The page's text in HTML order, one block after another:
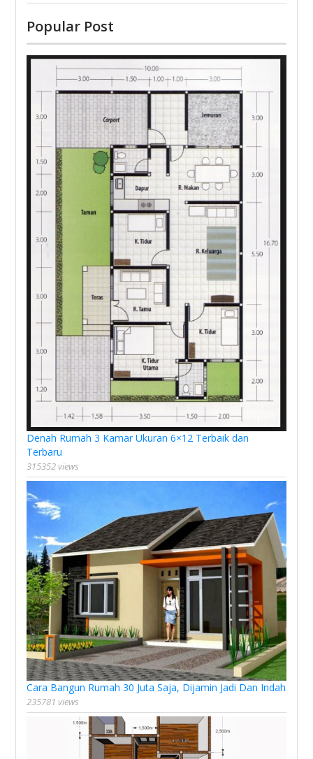
Popular Post
Denah Rumah 3 Kamar Ukuran 6×12 Terbaik dan
Terbaru
315352 views
Cara Bangun Rumah 30 Juta Saja, Dijamin Jadi Dan Indah
235781 views